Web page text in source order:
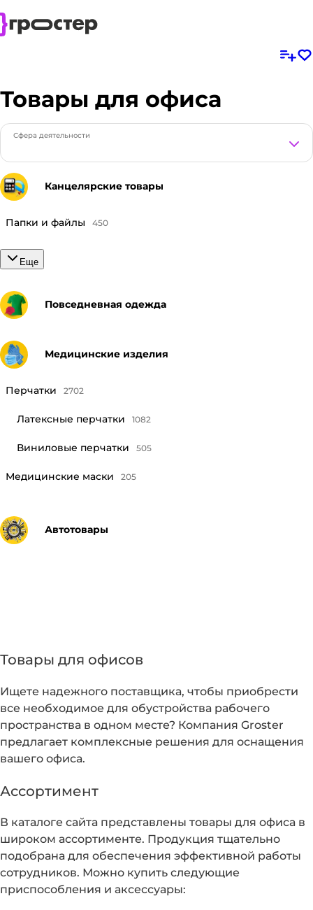
Товары для офиса
Сфера деятельности
Канцелярские товары
Папки и файлы 450
Еще
Повседневная одежда
Медицинские изделия
Перчатки 2702
Латексные перчатки 1082
Виниловые перчатки 505
Медицинские маски 205
Автотовары
Товары для офисов
Ищете надежного поставщика, чтобы приобрести
все необходимое для обустройства рабочего
пространства в одном месте? Компания Groster
предлагает комплексные решения для оснащения
вашего офиса.
Ассортимент
В каталоге сайта представлены товары для офиса в
широком ассортименте. Продукция тщательно
подобрана для обеспечения эффективной работы
сотрудников. Можно купить следующие
приспособления и аксессуары: